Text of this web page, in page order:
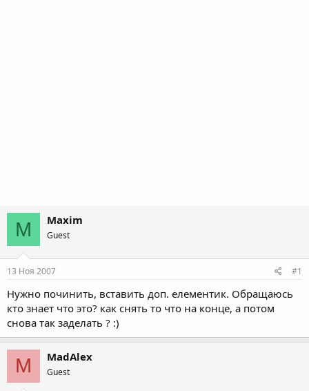
M Maxim
Guest
13 Ноя 2007 #1
Нужно починить, вставить доп. елементик. Обращаюсь
кто знает что это? как снять то что на конце, а потом
снова так заделать ? :)
M MadAlex
Guest